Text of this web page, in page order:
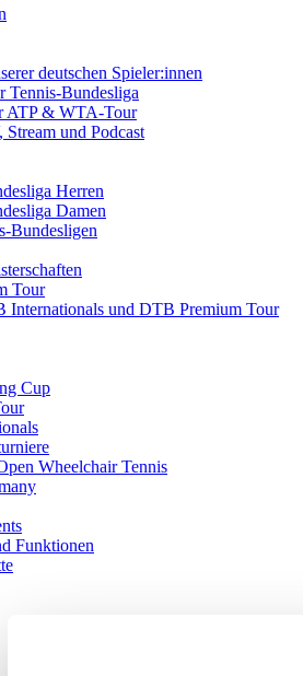
deutschen Spieler:innen
Tennis-Bundesliga
ATP & WTA-Tour
und Podcast
Herren
Damen
Bundesligen
Tour
Internationals und DTB Premium Tour
Cup
Wheelchair Tennis
Funktionen